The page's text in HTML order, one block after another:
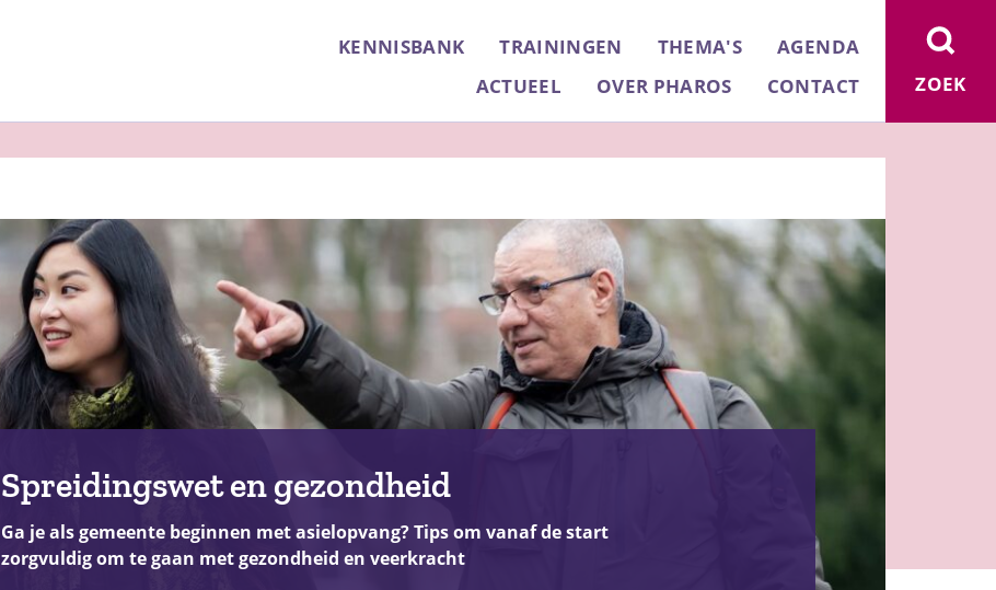
ZOEK
KENNISBANK TRAININGEN THEMA'S
AGENDA
ACTUEEL
OVER PHAROS CONTACT
Spreidingswet en gezondheid
Ga je als gemeente beginnen met asielopvang? Tips om vanaf de start
zorgvuldig om te gaan met gezondheid en veerkracht